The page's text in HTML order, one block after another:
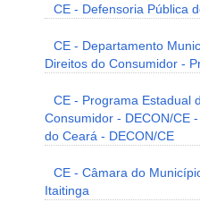
CE - Defensoria Pública
CE - Departamento
Direitos do Consumidor -
CE - Programa Estadual
Consumidor - DECON/CE
do Ceará - DECON/CE
CE - Câmara do
Itaitinga